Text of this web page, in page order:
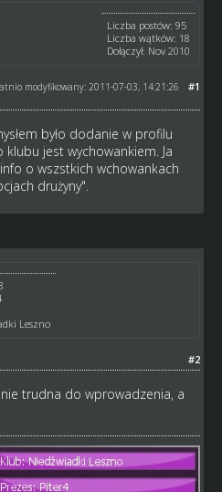
Liczba postów: 95
Liczba wątków: 18
Dołączył: Nov 2010
#1
modyfikowany: 2011-07-03, 14:21:26
było dodanie w profilu
jest wychowankiem. Ja
o wszstkich wchowankach
drużyny".
Leszno
#2
trudna do wprowadzenia, a